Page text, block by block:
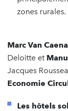
zones rurales.
Marc Van
Deloitte et
Jacques
Economie
Les hôtels